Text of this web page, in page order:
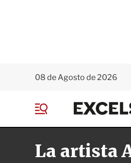
08 de Agosto de 2026
e
La artista